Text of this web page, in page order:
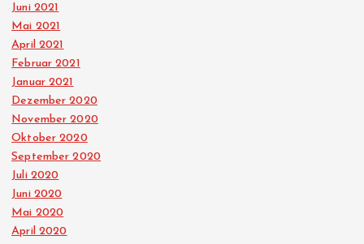
Juni 2021
Mai 2021
April 2021
Februar 2021
Januar 2021
Dezember 2020
November 2020
Oktober 2020
September 2020
Juli 2020
Juni 2020
Mai 2020
April 2020